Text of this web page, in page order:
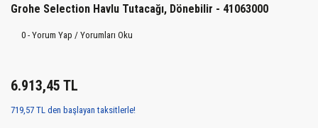
Grohe Selection Havlu Tutacağı, Dönebilir - 41063000
0 - Yorum Yap / Yorumları Oku
6.913,45 TL
719,57 TL den başlayan taksitlerle!